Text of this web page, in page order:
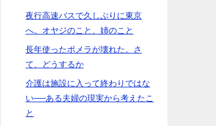
夜行高速バスで久しぶりに東京
へ。オヤジのこと、姉のこと
長年使ったポメラが壊れた。さ
て、どうするか
介護は施設に入って終わりではな
い──ある夫婦の現実から考えたこ
と